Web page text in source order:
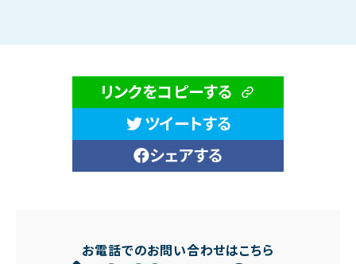
リンクをコピーする
ツイートする
シェアする
お電話でのお問い合わせはこちら